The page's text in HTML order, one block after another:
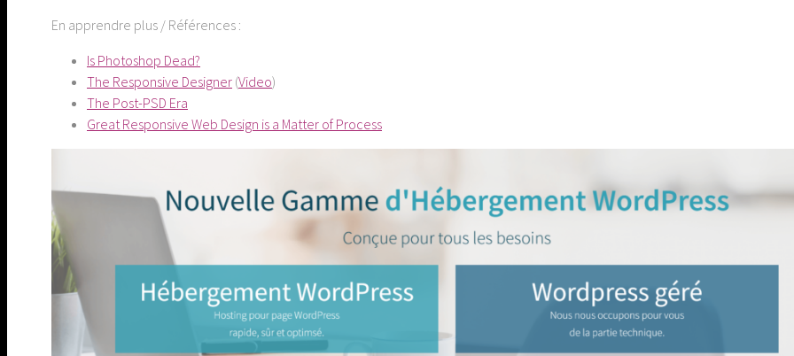
En apprendre plus / Références :
Is Photoshop Dead?
The Responsive Designer (Video)
The Post-PSD Era
Great Responsive Web Design is a Matter of Process